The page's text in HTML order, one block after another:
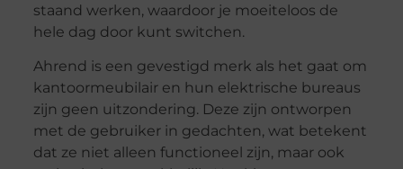
staand werken, waardoor je moeiteloos de
hele dag door kunt switchen.
Ahrend is een gevestigd merk als het gaat om
kantoormeubilair en hun elektrische bureaus
zijn geen uitzondering. Deze zijn ontworpen
met de gebruiker in gedachten, wat betekent
dat ze niet alleen functioneel zijn, maar ook